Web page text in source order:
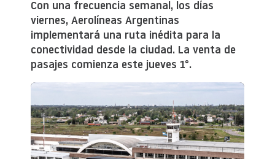
Con una frecuencia semanal, los días
viernes, Aerolíneas Argentinas
implementará una ruta inédita para la
conectividad desde la ciudad. La venta de
pasajes comienza este jueves 1°.